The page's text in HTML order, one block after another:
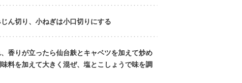
ん切り、小ねぎは小口切りにする
香りが立ったら仙台麸とキャベツを加えて炒め
料を加えて大きく混ぜ、塩とこしょうで味を調